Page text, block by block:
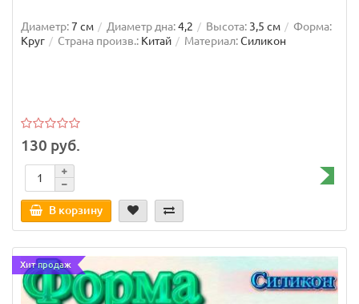
Диаметр:7 см Диаметр дна:4,2 Высота: 3,5 см
Форма:
Круг
Страна произв.: Китай Материал:Силикон
130 руб.
В корзину
Хит продаж